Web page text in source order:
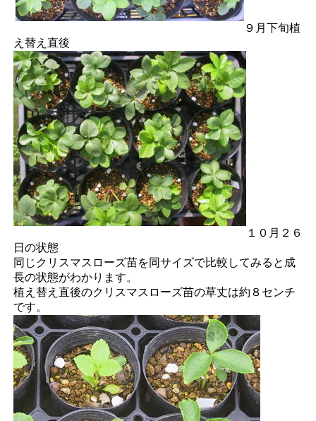
９月下旬植
え替え直後
１０月２６
日の状態
同じクリスマスローズ苗を同サイズで比較してみると成
長の状態がわかります。
植え替え直後のクリスマスローズ苗の草丈は約８センチ
です。